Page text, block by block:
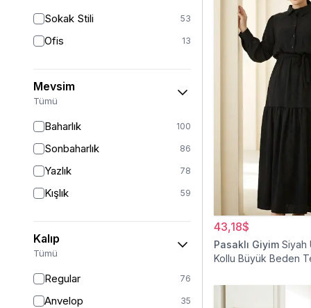
Sokak Stili 53
Ofis 13
Mevsim
Tümü
Baharlık 100
Sonbaharlık 86
Yazlık 78
Kışlık 59
Kalıp
Tümü
Regular 76
Anvelop 35
43,18$
Pasaklı Giyim Siyah
Kollu Büyük Beden